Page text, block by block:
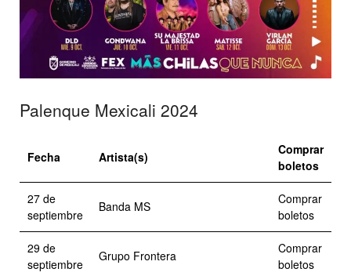
Palenque Mexicali 2024
Fecha Artista(s)
Comprar
boletos
27 de
septiembre
Banda MS
Comprar
boletos
29 de
septiembre
Grupo Frontera
Comprar
boletos